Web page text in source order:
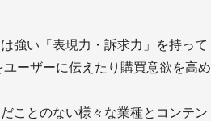
強い「表現力・訴求力」を持って
ーザーに伝えたり購買意欲を高め
ことのない様々な業種とコンテン